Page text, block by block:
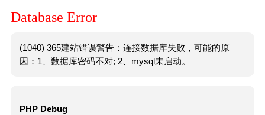
Database Error
(1040) 365建站错误警告：连接数据库失败，可能的原
因：1、数据库密码不对; 2、mysql未启动。
PHP Debug